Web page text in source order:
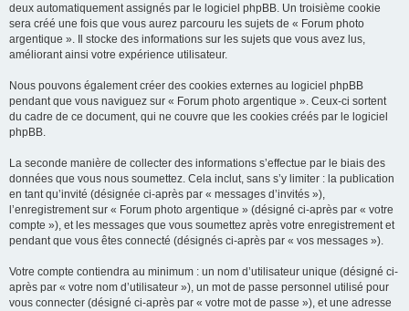
deux automatiquement assignés par le logiciel phpBB. Un troisième cookie
sera créé une fois que vous aurez parcouru les sujets de « Forum photo
argentique ». Il stocke des informations sur les sujets que vous avez lus,
améliorant ainsi votre expérience utilisateur.
Nous pouvons également créer des cookies externes au logiciel phpBB
pendant que vous naviguez sur « Forum photo argentique ». Ceux-ci sortent
du cadre de ce document, qui ne couvre que les cookies créés par le logiciel
phpBB.
La seconde manière de collecter des informations s’effectue par le biais des
données que vous nous soumettez. Cela inclut, sans s’y limiter : la publication
en tant qu’invité (désignée ci-après par « messages d’invités »),
l’enregistrement sur « Forum photo argentique » (désigné ci-après par « votre
compte »), et les messages que vous soumettez après votre enregistrement et
pendant que vous êtes connecté (désignés ci-après par « vos messages »).
Votre compte contiendra au minimum : un nom d’utilisateur unique (désigné ci-
après par « votre nom d’utilisateur »), un mot de passe personnel utilisé pour
vous connecter (désigné ci-après par « votre mot de passe »), et une adresse